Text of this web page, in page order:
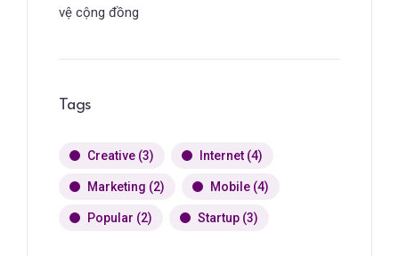
vệ cộng đồng
Tags
Creative (3) Internet (4)
Marketing (2) Mobile (4)
Popular (2) Startup (3)